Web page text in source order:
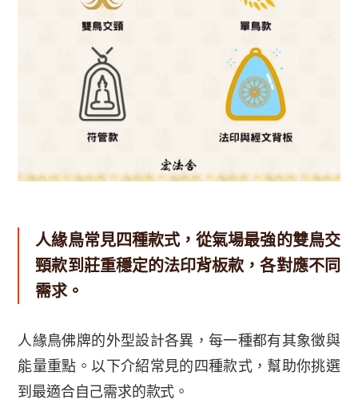
人緣鳥常見四種款式，從氣場最強的雙鳥交
頸款到莊重穩定的法印背板款，各對應不同
需求。
人緣鳥佛牌的外型設計各異，每一種都有其象徵與
能量重點。以下介紹常見的四種款式，幫助你挑選
到最適合自己需求的款式。